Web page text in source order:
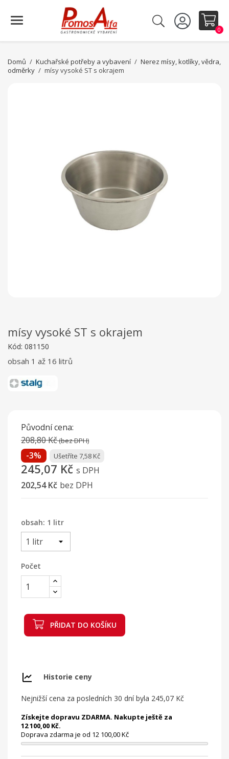
0
Domů Kuchařské potřeby a vybavení
Nerez mísy, kotlíky, vědra,
odměrky
mísy vysoké ST s okrajem
mísy vysoké ST s okrajem
Kód: 081150
obsah 1 až 16 litrů
Původní cena:
208,80 Kč(bez DPH)
-3% Ušetříte 7,58 Kč
245,07 Kč s DPH
202,54 Kč bez DPH
obsah: 1 litr
Počet
PŘIDAT DO KOŠÍKU
Historie ceny
Nejnižší cena za posledních 30 dní byla 245,07 Kč
Získejte dopravu ZDARMA. Nakupte ještě za
12 100,00 Kč.
Doprava zdarma je od 12 100,00 Kč